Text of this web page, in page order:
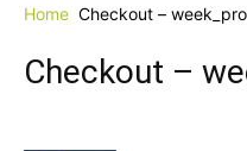
Home Checkout – week_pro
Checkout –